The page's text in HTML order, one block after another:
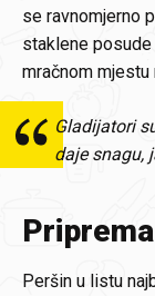
se ravnomjerno
staklene
mračnom
Gladijatori
daje snagu,
Peršin u listu